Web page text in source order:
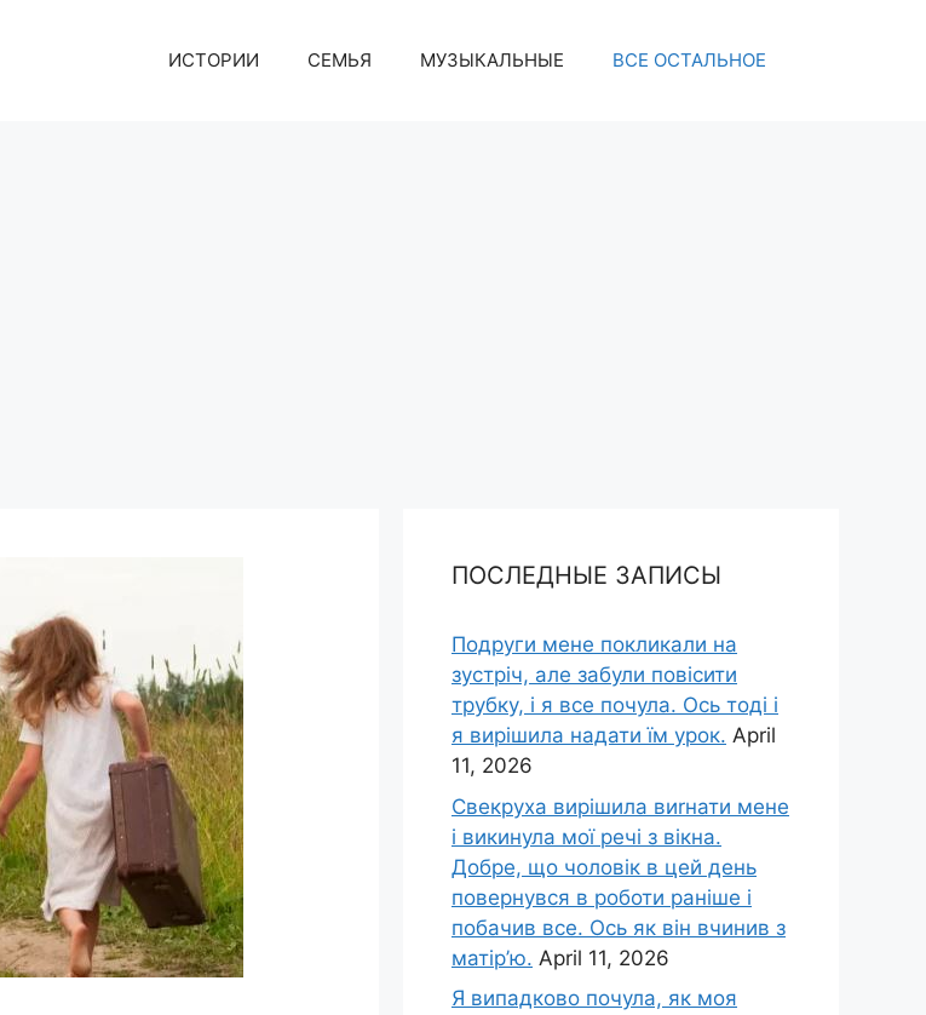
ИСТОРИИ СЕМЬЯ МУЗЫКАЛЬНЫЕ ВСЕ ОСТАЛЬНОЕ
ПОСЛЕДНЫЕ ЗАПИСЫ
Подруги мене покликали на
зустріч, але забули повісити
трубку, і я все почула. Ось тоді і
я вирішила надати їм урок. April
11, 2026
Свекруха вирішила виrнати мене
і викинула мої речі з вікна.
Добре, що чоловік в цей день
повернувся в роботи раніше і
побачив все. Ось як він вчинив з
матір’ю. April 11, 2026
Я випадково почула, як моя